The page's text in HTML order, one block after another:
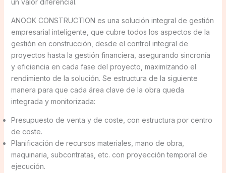
un valor diferencial.
ANOOK CONSTRUCTION es una solución integral de gestión
empresarial inteligente, que cubre todos los aspectos de la
gestión en construcción, desde el control integral de
proyectos hasta la gestión financiera, asegurando sincronía
y eficiencia en cada fase del proyecto, maximizando el
rendimiento de la solución. Se estructura de la siguiente
manera para que cada área clave de la obra queda
integrada y monitorizada:
Presupuesto de venta y de coste, con estructura por centro
de coste.
Planificación de recursos materiales, mano de obra,
maquinaria, subcontratas, etc. con proyección temporal de
ejecución.